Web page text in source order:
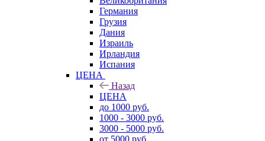
Германия
Грузия
Дания
Израиль
Ирландия
Испания
ЦЕНА
Назад
ЦЕНА
до 1000 руб.
1000 - 3000 руб.
3000 - 5000 руб.
от 5000 руб.